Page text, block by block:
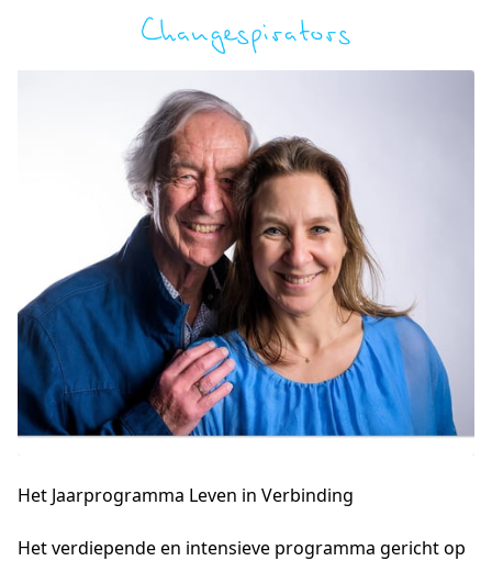
Het Jaarprogramma Leven in Verbinding
Het verdiepende en intensieve programma gericht op